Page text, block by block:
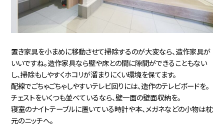
置き家具を小まめに移動させて掃除するのが大変なら、造作家具が
いいですね。造作家具なら壁や床との間に隙間ができることもない
し、掃除もしやすくホコリが溜まりにくい環境を保てます。
配線でごちゃごちゃしやすいテレビ回りには、造作のテレビボードを。
チェストをいくつも並べているなら、壁一面の壁面収納を。
寝室のナイトテーブルに置いている時計や本、メガネなどの小物は枕
元のニッチへ。